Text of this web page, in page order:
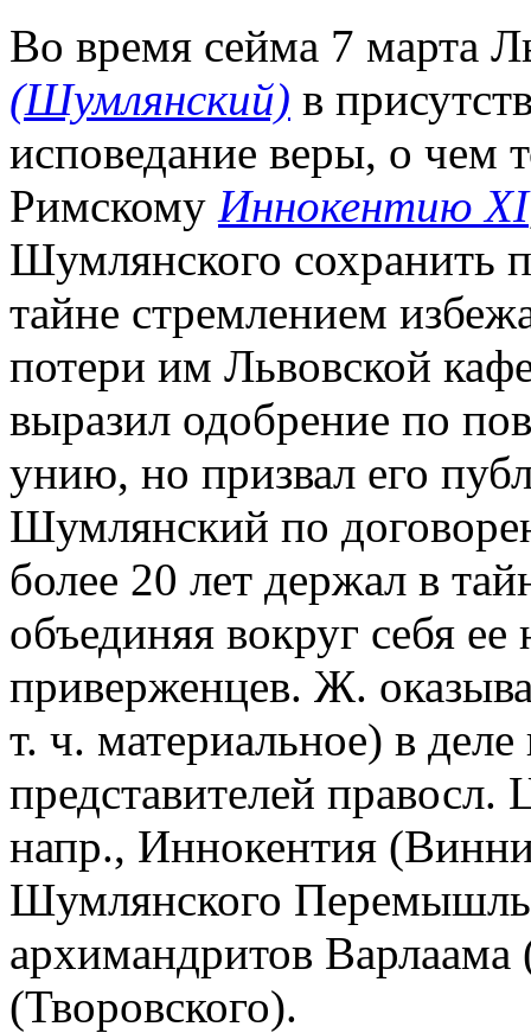
Во время сейма 7 марта
(Шумлянский) в
исповедание веры, о чем
Римскому Иннокентию XI
Шумлянского сохранить
тайне стремлением
потери им Львовской
выразил одобрение по
унию, но призвал его
Шумлянский по
более 20 лет держал в
объединяя вокруг себя
приверженцев. Ж.
т. ч. материальное) в
представителей
напр., Иннокентия
Шумлянского
архимандритов
(Творовского).